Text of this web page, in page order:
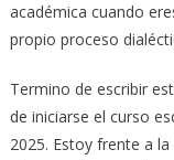
académica cuando
propio proceso
Termino de escribir
de iniciarse el curso
2025. Estoy frente a